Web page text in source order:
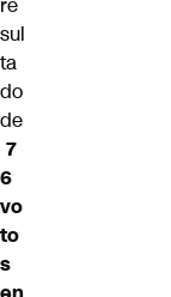
sul
ta
do
de
7
6
vo
to
s